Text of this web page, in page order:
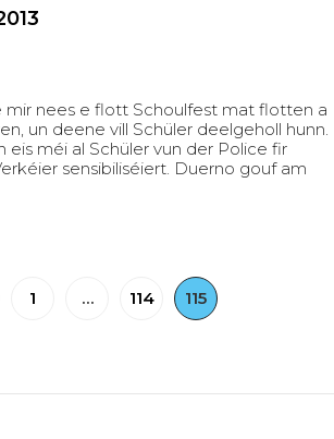
mir nees e flott Schoulfest mat flotten a
un deene vill Schüler deelgeholl hunn.
eis méi al Schüler vun der Police fir
sensibiliséiert. Duerno gouf am
1 … 114 115